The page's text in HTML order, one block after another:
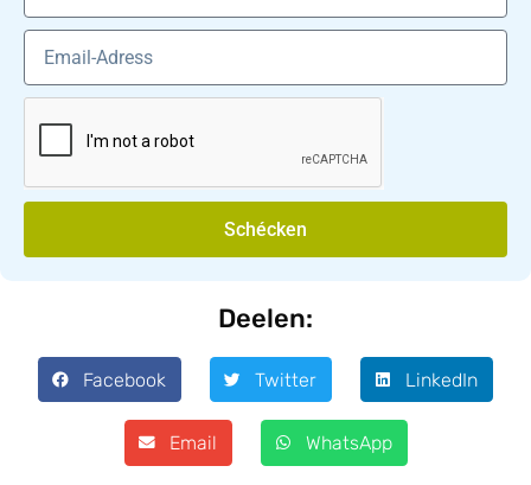
Schécken
Deelen:
Facebook Twitter LinkedIn
Email WhatsApp